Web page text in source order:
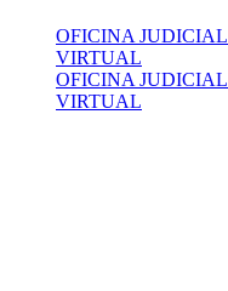
OFICINA JUDICIAL
VIRTUAL
OFICINA JUDICIAL
VIRTUAL